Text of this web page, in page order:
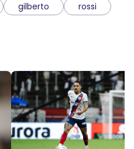
gilberto
rossi